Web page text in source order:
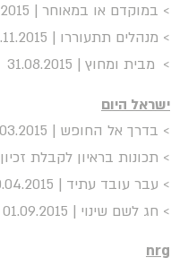
> במוקדם או במאוחר | 26.04.2015
> מנהלים תתעוררו | 16.11.2015
> מבית ומחוץ | 31.08.2015
ישראל היום
> בדרך אל החופש | 23.03.2015
> תכונות בראיון לקבלת זכיון
> עבר עובד עתיד | 30.04.2015
> חג לשם שינוי | 01.09.2015
nrg